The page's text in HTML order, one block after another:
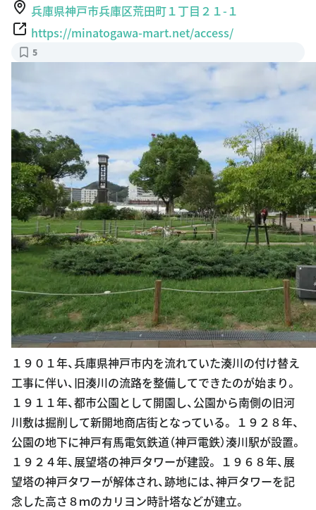
兵庫県神戸市兵庫区荒田町１丁目２１-１
https://minatogawa-mart.net/access/
5
１９０１年、兵庫県神戸市内を流れていた湊川の付け替え
工事に伴い、旧湊川の流路を整備してできたのが始まり。
１９１１年、都市公園として開園し、公園から南側の旧河
川敷は掘削して新開地商店街となっている。 １９２８年、
公園の地下に神戸有馬電気鉄道（神戸電鉄）湊川駅が設置。
１９２４年、展望塔の神戸タワーが建設。 １９６８年、展
望塔の神戸タワーが解体され、跡地には、神戸タワーを記
念した高さ８ｍのカリヨン時計塔などが建立。